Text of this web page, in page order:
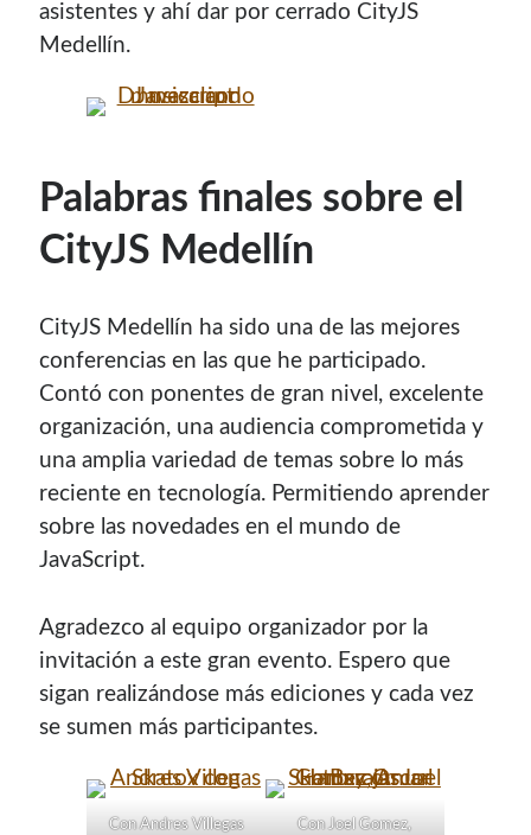
asistentes y ahí dar por cerrado CityJS
Medellín.
Palabras finales sobre el
CityJS Medellín
CityJS Medellín ha sido una de las mejores
conferencias en las que he participado.
Contó con ponentes de gran nivel, excelente
organización, una audiencia comprometida y
una amplia variedad de temas sobre lo más
reciente en tecnología. Permitiendo aprender
sobre las novedades en el mundo de
JavaScript.
Agradezco al equipo organizador por la
invitación a este gran evento. Espero que
sigan realizándose más ediciones y cada vez
se sumen más participantes.
Con Andres Villegas
Con Joel Gomez,